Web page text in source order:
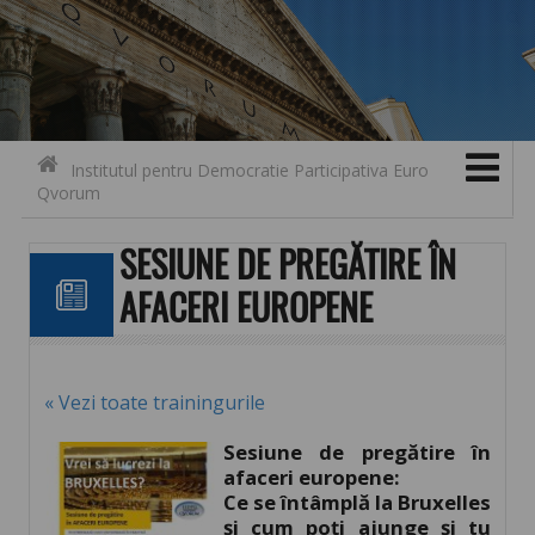
Contact
Skip to content
Institutul pentru Democratie Participativa Euro
Qvorum
SESIUNE DE PREGĂTIRE ÎN
AFACERI EUROPENE
« Vezi toate trainingurile
Sesiune de pregătire în
afaceri europene:
Ce se întâmplă la Bruxelles
și cum poți ajunge și tu